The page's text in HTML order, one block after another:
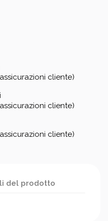
cliente)
cliente)
cliente)
del prodotto